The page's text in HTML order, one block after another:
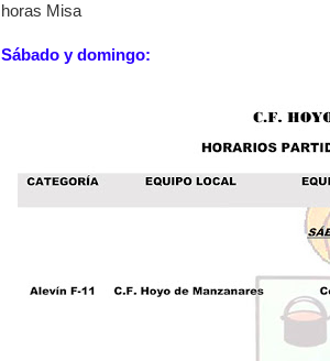
horas Misa
Sábado y domingo: